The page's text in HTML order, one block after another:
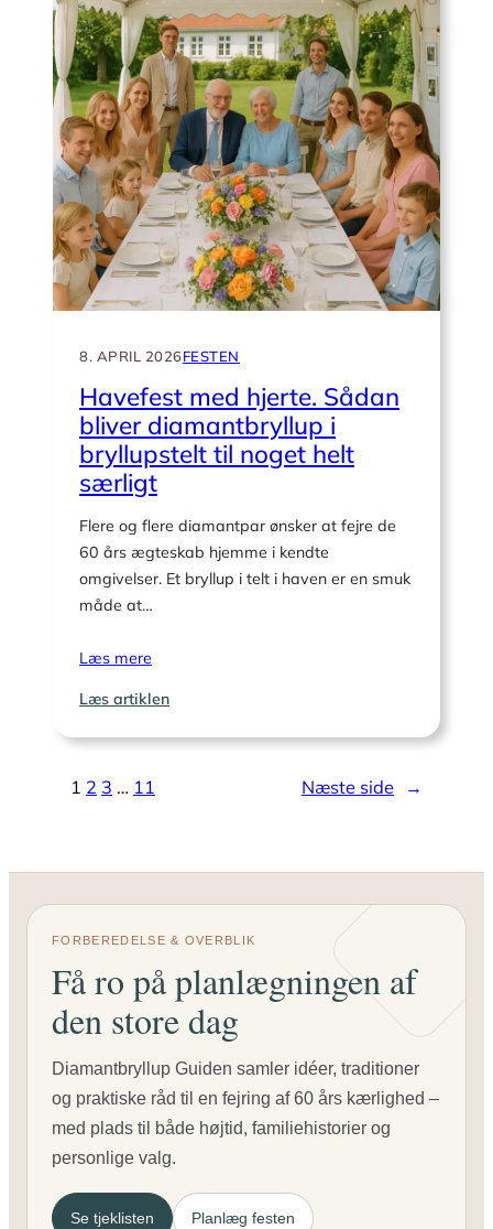
et
diamantbryllup
8. APRIL 2026FESTEN
Havefest med hjerte. Sådan
bliver diamantbryllup i
bryllupstelt til noget helt
særligt
Flere og flere diamantpar ønsker at fejre de
60 års ægteskab hjemme i kendte
omgivelser. Et bryllup i telt i haven er en smuk
måde at…
Læs mere
Læs artiklen:
med
i
noget
særligt
1 2 3 … 11 Næste side →
FORBEREDELSE & OVERBLIK
Få ro på planlægningen af
den store dag
Diamantbryllup Guiden samler idéer, traditioner
og praktiske råd til en fejring af 60 års kærlighed –
med plads til både højtid, familiehistorier og
personlige valg.
Se tjeklisten Planlæg festen